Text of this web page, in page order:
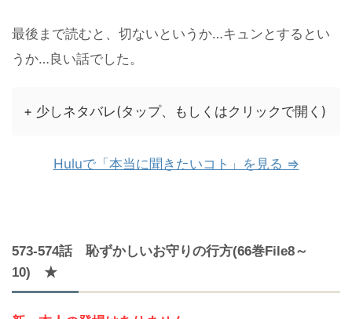
最後まで読むと、切ないというか…キュンとするとい
うか…良い話でした。
+ 少しネタバレ(タップ、もしくはクリックで開く)
Huluで「本当に聞きたいコト」を見る ⇒
573-574話 恥ずかしいお守りの行方(66巻File8～
10) ★